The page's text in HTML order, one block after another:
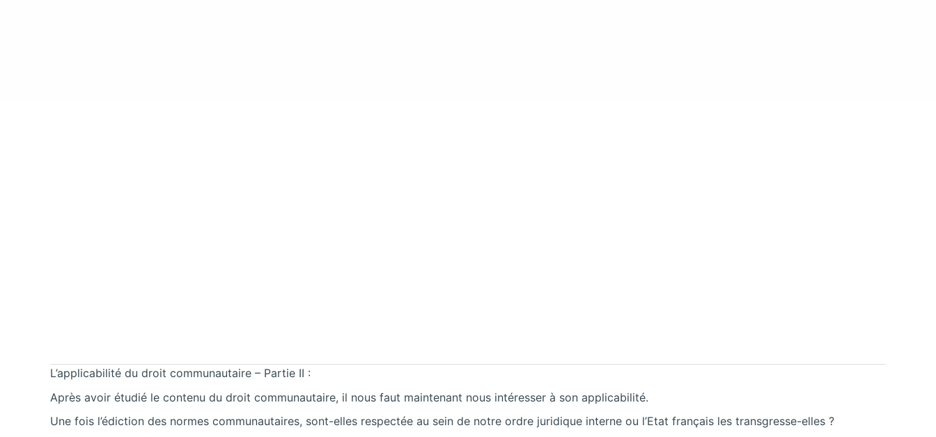
L’applicabilité du droit communautaire – Partie II :
Après avoir étudié le contenu du droit communautaire, il nous faut maintenant nous intéresser à son applicabilité.
Une fois l’édiction des normes communautaires, sont-elles respectée au sein de notre ordre juridique interne ou l’Etat français les transgresse-elles ?